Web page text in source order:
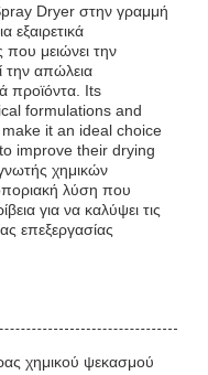
Dryer στην γραμμή
που μειώνει την
την απώλεια
προϊόντα. Its
formulations and
it an ideal choice
improve their drying
χημικών
λύση που
για να καλύψει τις
επεξεργασίας
χημικού ψεκασμού